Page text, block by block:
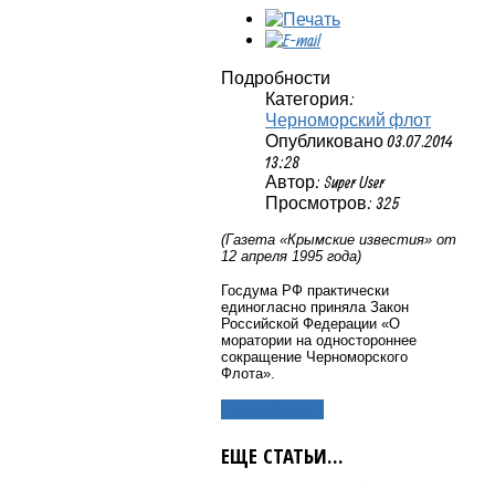
Подробности
Категория:
Черноморский флот
Опубликовано 03.07.2014
13:28
Автор: Super User
Просмотров: 325
(Газета «Крымские известия» от
12 апреля 1995 года)
Госдума РФ практически
единогласно приняла Закон
Российской Федерации «О
моратории на одностороннее
сокращение Черноморского
Флота».
ЕЩЕ СТАТЬИ...